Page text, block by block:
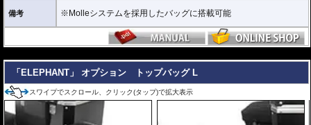
備考 ※Molleシステムを採用したバッグに搭載可能
「ELEPHANT」 オプション トップバッグ L
スワイプでスクロール、クリック(タップ)で拡大表示